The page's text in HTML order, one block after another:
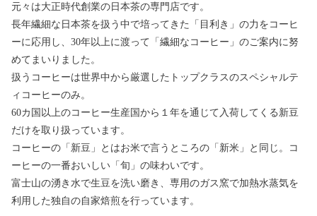
元々は大正時代創業の日本茶の専門店です。
長年繊細な日本茶を扱う中で培ってきた「目利き」の力をコーヒ
ーに応用し、30年以上に渡って「繊細なコーヒー」のご案内に努
めてまいりました。
扱うコーヒーは世界中から厳選したトップクラスのスペシャルテ
ィコーヒーのみ。
60カ国以上のコーヒー生産国から１年を通じて入荷してくる新豆
だけを取り扱っています。
コーヒーの「新豆」とはお米で言うところの「新米」と同じ。コ
ーヒーの一番おいしい「旬」の味わいです。
富士山の湧き水で生豆を洗い磨き、専用のガス窯で加熱水蒸気を
利用した独自の自家焙煎を行っています。